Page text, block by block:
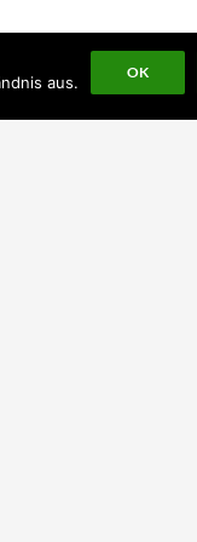
aus.
OK